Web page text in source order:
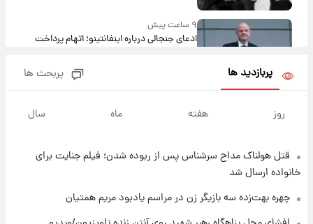
۹ ساعت پیش
ادعای جنجالی درباره اینفانتینو؛ اتهام پرداخت
آلزایمر و زوال عقل افزایش می‌یابد؟
۱۰ ساعت پیش
۱۰ ساعت پیش
پربازدید ها پربحث ها
روز هفته ماه سال
قتل هولناک مداح سرشناس پس از ربوده شدن؛ فیلم جنایت برای
خانواده ارسال شد
چهره بهت‌زده سه بازیگر زن در مراسم یادبود مریم همتیان